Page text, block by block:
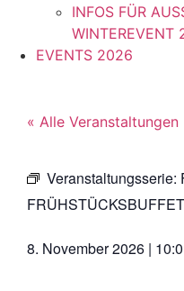
INFOS FÜR
WINTEREVENT
EVENTS 2026
« Alle Veranstaltungen
Veranstaltungsserie:
FRÜHSTÜCKSBUFFET
8. November 2026 |